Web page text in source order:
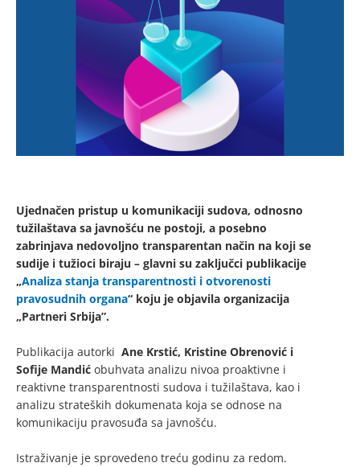
Ujednačen pristup u komunikaciji sudova, odnosno
tužilaštava sa javnošću ne postoji, a posebno
zabrinjava nedovoljno transparentan način na koji se
sudije i tužioci biraju – glavni su zaključci publikacije
„Analiza stanja transparentnosti i otvorenosti
pravosudnih organa“ koju je objavila organizacija
„Partneri Srbija”.
Publikacija autorki Ane Krstić, Kristine Obrenović i
Sofije Mandić obuhvata analizu nivoa proaktivne i
reaktivne transparentnosti sudova i tužilaštava, kao i
analizu strateških dokumenata koja se odnose na
komunikaciju pravosuđa sa javnošću.
Istraživanje je sprovedeno treću godinu za redom.